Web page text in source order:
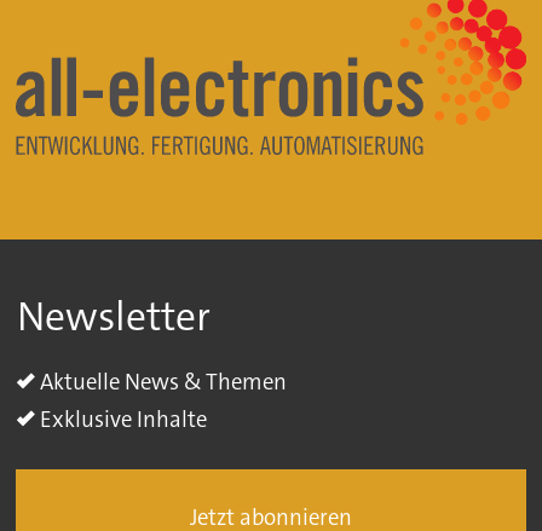
Newsletter
Aktuelle News & Themen
Exklusive Inhalte
Jetzt abonnieren